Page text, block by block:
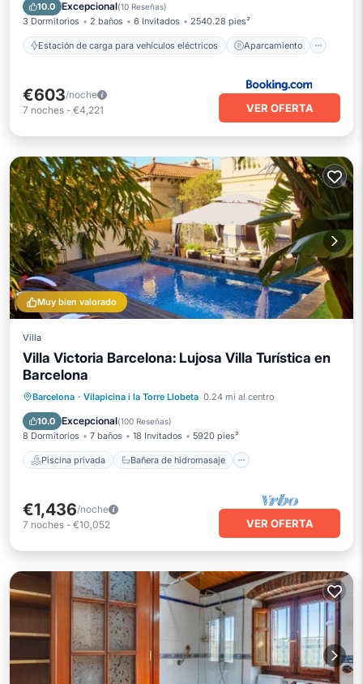
10.0 Excepcional(10 Reseñas)
3 Dormitorios 2 baños 6 Invitados 2540.28 pies²
Estación de carga para vehículos eléctricos Aparcamiento
€603/noche
7 noches - €4,221 VER OFERTA
Muy bien valorado
Villa
Villa Victoria Barcelona: Lujosa Villa Turística en
Barcelona
Barcelona · Vilapicina i la Torre Llobeta 0.24 mi al centro
10.0 Excepcional(100 Reseñas)
8 Dormitorios 7 baños 18 Invitados 5920 pies²
Piscina privada Bañera de hidromasaje
Piscina privada
Bañera de hidromasaje
Aparcamiento
€1,436/noche
7 noches - €10,052 VER OFERTA